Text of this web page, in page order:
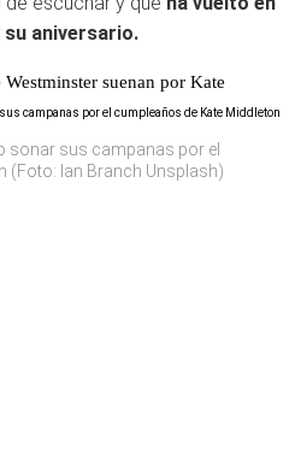
aniversario.
suenan por Kate
sonar sus campanas por el
(Foto: Ian Branch Unsplash)